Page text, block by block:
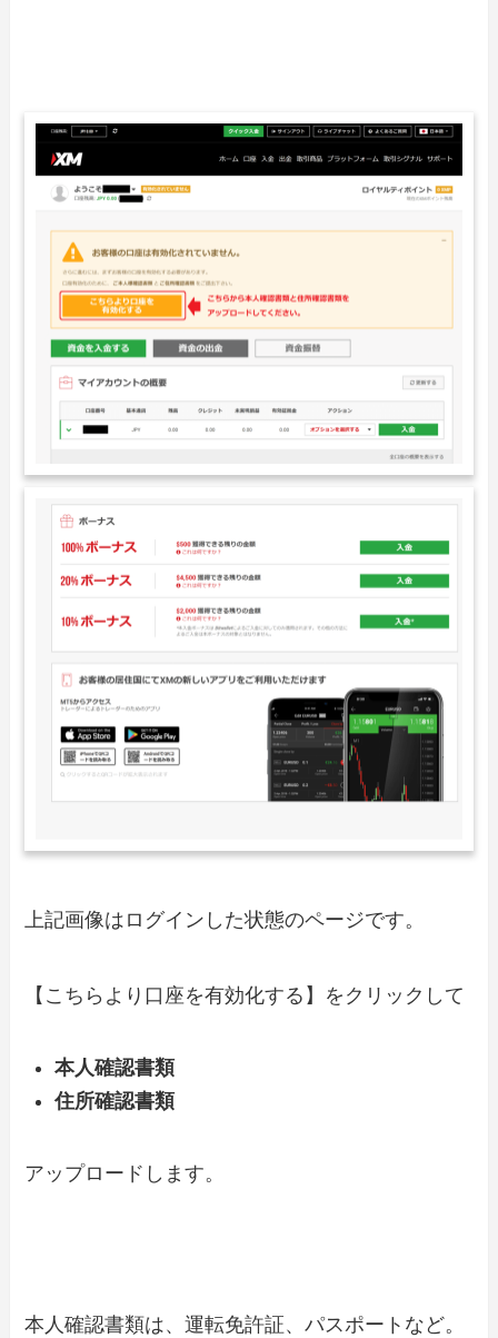
上記画像はログインした状態のページです。
【こちらより口座を有効化する】をクリックして
本人確認書類
住所確認書類
アップロードします。
本人確認書類は、運転免許証、パスポートなど。